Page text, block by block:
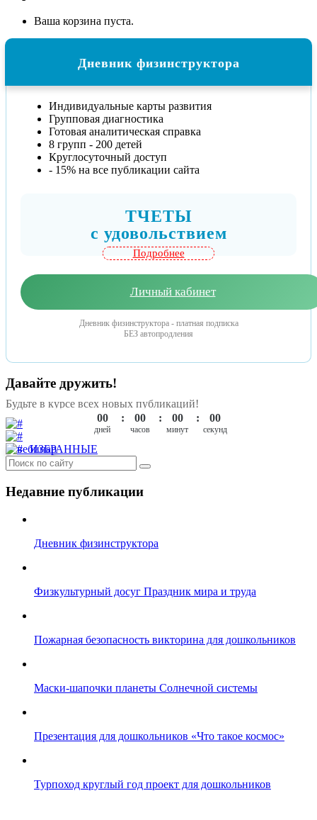
Ваша корзина пуста.
Дневник физинструктора
Индивидуальные карты развития
Групповая диагностика
Готовая аналитическая справка
8 групп - 200 детей
Круглосуточный доступ
- 15% на все публикации сайта
ТЧЕТЫ
c удовольствием
Подробнее
Личный кабинет
Дневник физинструктора - платная подписка
БЕЗ автопродления
Давайте дружить!
Будьте в курсе всех новых публикаций!
00
00 00 00
ИЗБРАННЫЕ
Недавние публикации
Дневник физинструктора
Физкультурный досуг Праздник мира и труда
Пожарная безопасность викторина для дошкольников
Маски-шапочки планеты Солнечной системы
Презентация для дошкольников «Что такое космос»
Турпоход круглый год проект для дошкольников